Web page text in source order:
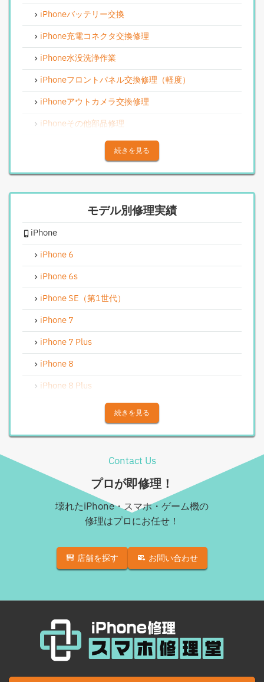
iPhoneバッテリー交換
iPhone充電コネクタ交換修理
iPhone水没洗浄作業
iPhoneフロントパネル交換修理（軽度）
iPhoneアウトカメラ交換修理
iPhoneその他部品修理
iPhoneアウトカメラレンズ交換修理
iPhoneスピーカー関連修理
iPhoneカメラレンズガラス交換修理
iPhoneインカメラ交換修理
iPhoneリンゴループ、システム復旧
iPhone基板破損修理（軽度）
iPhoneバイブレータ交換修理
Android修理実績
Androidフロントパネル交換修理
Androidバッテリー交換
Android水没洗浄作業
Androidその他部品修理
Androidロゴループ、システム復旧
Android基板破損修理（軽度）
良）
iPadバッテリー交換
iPad液晶パネル交換修理（画面表示不良）
iPad水没洗浄作業
続きを見る
モデル別修理実績
iPhone
iPhone 6
iPhone 6s
iPhone SE（第1世代）
iPhone 7
iPhone 7 Plus
iPhone 8
iPhone 8 Plus
iPhone XR
iPhone 11 Pro
iPhone SE（第2世代）
iPhone 12 Pro
iPhone 12 mini
iPhone 12 Pro Max
続きを見る
Contact Us
プロが即修理！
壊れたiPhone・スマホ・ゲーム機の
修理はプロにお任せ！
店舗を探す お問い合わせ